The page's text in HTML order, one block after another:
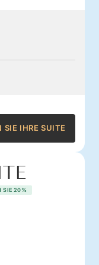
SIE IHRE SUITE
SIE 20%